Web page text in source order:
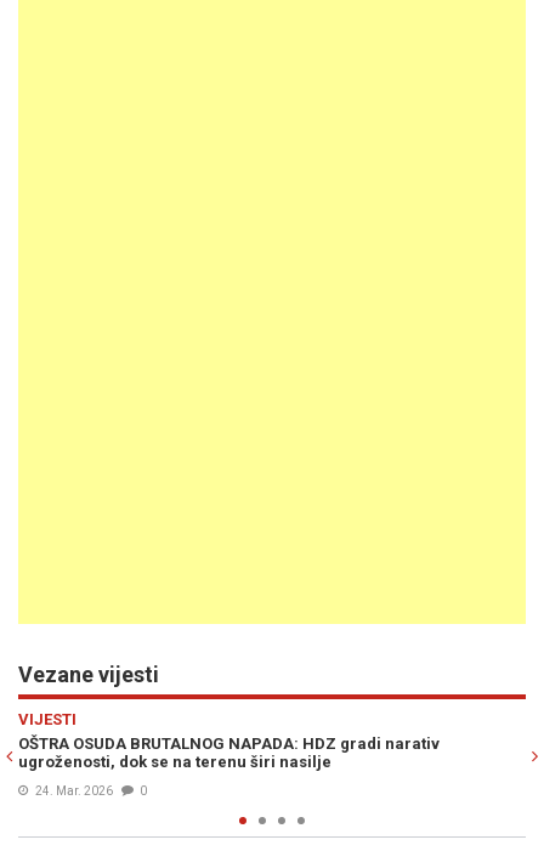
Vezane vijesti
VIJESTI
OŠTRA REAKCIJA IZ STRANKE NAPRIJED!: Nedopustivo je
posmatranje četničkog orgijanja
13. Mar. 2026